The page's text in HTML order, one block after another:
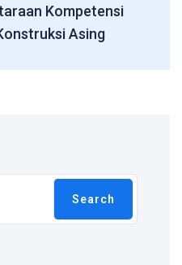
Kompetensi
Asing
Search